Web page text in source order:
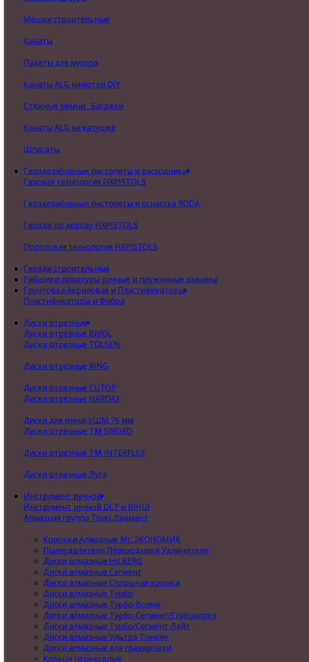
Мешки строительные
Канаты
Пакеты для мусора
Канаты ALG намотки DIY
Стяжные ремни , Багажки
Канаты ALG на катушке
Шпагаты
Гвоздезабивные пистолеты и расходники
Газовая технология FIXPISTOLS
Гвоздезабивные пистолеты и оснастка RODA
Гвозди по дереву FIXPISTOLS
Пороховая технология FIXPISTOLS
Гвозди строительные
Гибщики арматуры ручные и пружинные зажимы
Грунтовка Акриловая и Пластификаторы
Пластификаторы и Фибра
Диски отрезные
Диски отрезные BIVOL
Диски отрезные TOLSEN
Диски отрезные RING
Диски отрезные CUTOP
Диски отрезные HARDAX
Диски для мини-УШМ 76 мм
Диски отрезные ТМ SWORD
Диски отрезные ТМ INTERFLEX
Диски отрезные Луга
Инструмент ручной
Инструмент ручной DLT и BIHUI
Алмазная группа Трио Диамант
Коронки Алмазные Mr. ЭКОНОМИК
Пылеудалители Переходники Удлинители
Диски алмазные HILBERG
Диски алмазные Сегмент
Диски алмазные Сплошная кромка
Диски алмазные Турбо
Диски алмазные Турбо-Волна
Диски алмазные Турбо-Сегмент/Глубокорез
Диски алмазные Турбо/Сегмент Лайт
Диски алмазные Ультра Тонкие
Диски алмазные для гравировки
Кольца переходные